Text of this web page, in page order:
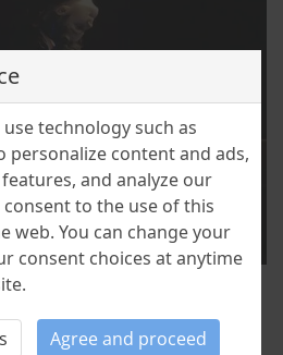
BRANDS
technology such as
personalize content and ads,
and analyze our
to the use of this
web. You can change your
consent choices at anytime
Agree and proceed